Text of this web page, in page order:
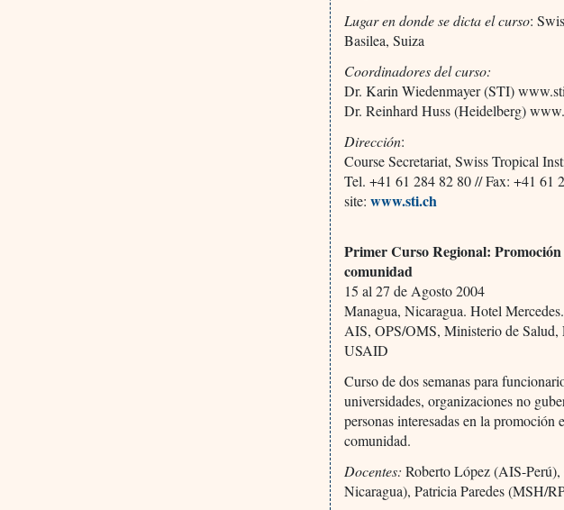
Lugar en donde se dicta el curso:
Basilea, Suiza
Coordinadores del curso:
Dr. Karin Wiedenmayer (STI)
Dr. Reinhard Huss (Heidelberg)
Dirección:
Course Secretariat, Swiss Tropical
Tel. +41 61 284 82 80 // Fax: +41 61
site:www.sti.ch
Primer Curso Regional:
comunidad
15 al 27 de Agosto 2004
Managua, Nicaragua. Hotel Mercedes.
AIS, OPS/OMS, Ministerio de
USAID
Curso de dos semanas para
universidades, organizaciones no
personas interesadas en la
comunidad.
Docentes: Roberto López (AIS-
Nicaragua), Patricia Paredes (MSH/